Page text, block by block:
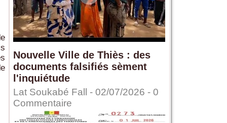
Nouvelle Ville de Thiès : des
documents falsifiés sèment
l'inquiétude
Lat Soukabé Fall - 02/07/2026 - 0
Commentaire